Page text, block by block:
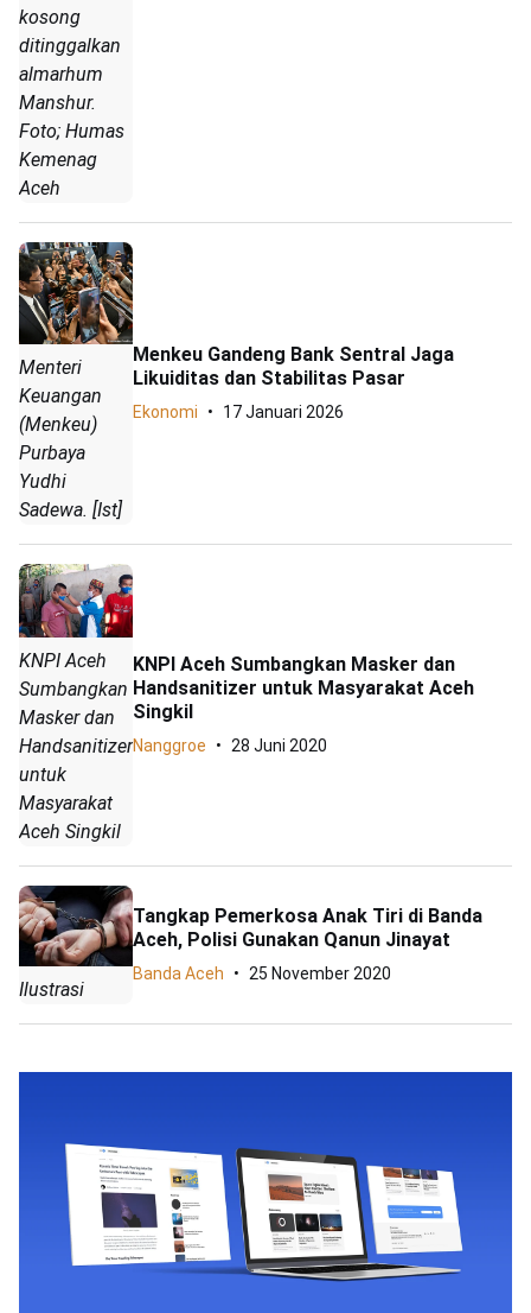
kosong
ditinggalkan
almarhum
Manshur.
Foto; Humas
Kemenag
Aceh
Menteri
Keuangan
(Menkeu)
Purbaya
Yudhi
Sadewa. [Ist]
Menkeu Gandeng Bank Sentral Jaga
Likuiditas dan Stabilitas Pasar
Ekonomi 17 Januari 2026
KNPI Aceh
Sumbangkan
Masker dan
Handsanitizer
untuk
Masyarakat
Aceh Singkil
KNPI Aceh Sumbangkan Masker dan
Handsanitizer untuk Masyarakat Aceh
Singkil
Nanggroe 28 Juni 2020
Ilustrasi
Tangkap Pemerkosa Anak Tiri di Banda
Aceh, Polisi Gunakan Qanun Jinayat
Banda Aceh 25 November 2020